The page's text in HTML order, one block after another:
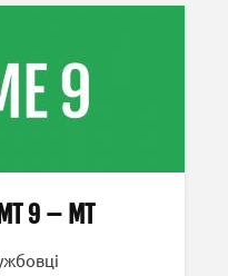
9 – MT